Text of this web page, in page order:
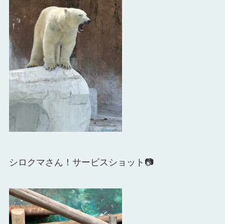
シロクマさん！サービスショット📷